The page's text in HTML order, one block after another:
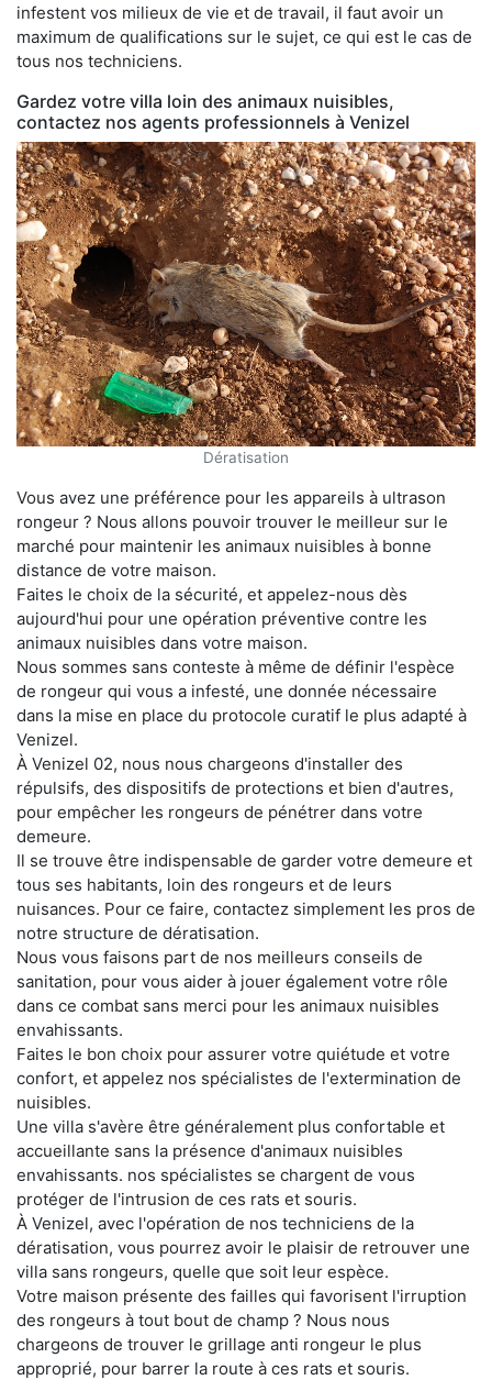
infestent vos milieux de vie et de travail, il faut avoir un
maximum de qualifications sur le sujet, ce qui est le cas de
tous nos techniciens.
Gardez votre villa loin des animaux nuisibles,
contactez nos agents professionnels à Venizel
Dératisation
Vous avez une préférence pour les appareils à ultrason
rongeur ? Nous allons pouvoir trouver le meilleur sur le
marché pour maintenir les animaux nuisibles à bonne
distance de votre maison.
Faites le choix de la sécurité, et appelez-nous dès
aujourd'hui pour une opération préventive contre les
animaux nuisibles dans votre maison.
Nous sommes sans conteste à même de définir l'espèce
de rongeur qui vous a infesté, une donnée nécessaire
dans la mise en place du protocole curatif le plus adapté à
Venizel.
À Venizel 02, nous nous chargeons d'installer des
répulsifs, des dispositifs de protections et bien d'autres,
pour empêcher les rongeurs de pénétrer dans votre
demeure.
Il se trouve être indispensable de garder votre demeure et
tous ses habitants, loin des rongeurs et de leurs
nuisances. Pour ce faire, contactez simplement les pros de
notre structure de dératisation.
Nous vous faisons part de nos meilleurs conseils de
sanitation, pour vous aider à jouer également votre rôle
dans ce combat sans merci pour les animaux nuisibles
envahissants.
Faites le bon choix pour assurer votre quiétude et votre
confort, et appelez nos spécialistes de l'extermination de
nuisibles.
Une villa s'avère être généralement plus confortable et
accueillante sans la présence d'animaux nuisibles
envahissants. nos spécialistes se chargent de vous
protéger de l'intrusion de ces rats et souris.
À Venizel, avec l'opération de nos techniciens de la
dératisation, vous pourrez avoir le plaisir de retrouver une
villa sans rongeurs, quelle que soit leur espèce.
Votre maison présente des failles qui favorisent l'irruption
des rongeurs à tout bout de champ ? Nous nous
chargeons de trouver le grillage anti rongeur le plus
approprié, pour barrer la route à ces rats et souris.